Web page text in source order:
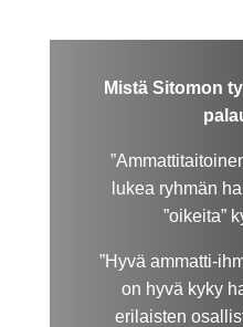
Mistä Sitomon
lukea ryhmän
”oikeita”
”Hyvä ammatti-
on hyvä kyky
erilaisten